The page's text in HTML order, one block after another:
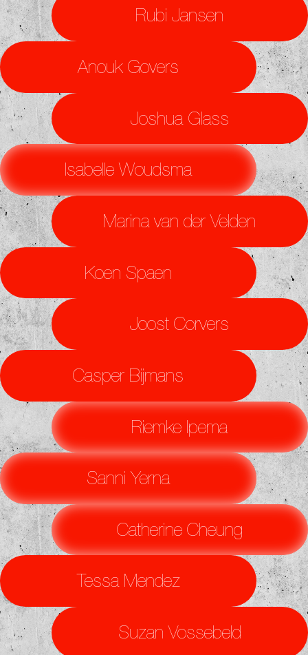
Rubi Jansen
Anouk Govers
Joshua Glass
Isabelle Woudsma
Marina van der Velden
Koen Spaen
Joost Corvers
Casper Bijmans
Riemke Ipema
Sanni Yerna
Catherine Cheung
Tessa Mendez
Suzan Vossebeld